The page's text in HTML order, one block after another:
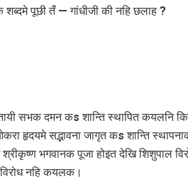
शब्दमे पूछी तँ — गांधीजी की नहि छलाह ?
सभक दमन कs शान्ति स्थापित कयलनि
हृदयमे सद्भावना जागृत कs शान्ति
भगवानक पूजा होइत देखि शिशुपाल
नहि कयलक।